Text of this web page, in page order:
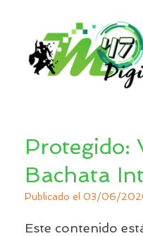
Protegido:
Bachata
Publicado el 03/06/
Este contenido